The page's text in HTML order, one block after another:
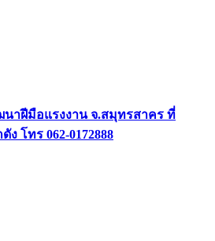
าฝีมือแรงงาน จ.สมุทรสาคร ที่
โทร 062-0172888